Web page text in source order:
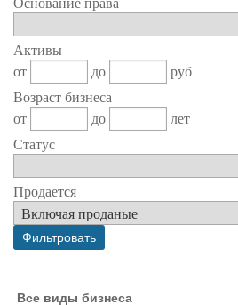
Основание права
Активы
от
до
руб
Возраст бизнеса
от
до
лет
Статус
Продается
Все виды бизнеса